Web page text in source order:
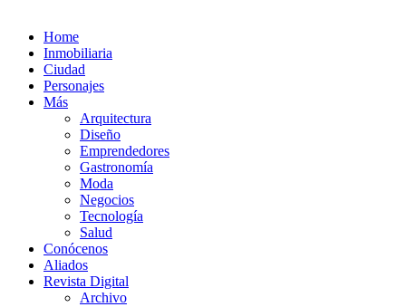
Home
Inmobiliaria
Ciudad
Personajes
Más
Arquitectura
Diseño
Emprendedores
Gastronomía
Moda
Negocios
Tecnología
Salud
Conócenos
Aliados
Revista Digital
Archivo